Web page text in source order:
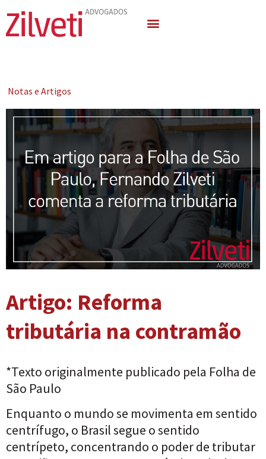
Notas e Artigos
Artigo: Reforma
tributária na contramão
*Texto originalmente publicado pela Folha de
São Paulo
Enquanto o mundo se movimenta em sentido
centrífugo, o Brasil segue o sentido
centrípeto, concentrando o poder de tributar